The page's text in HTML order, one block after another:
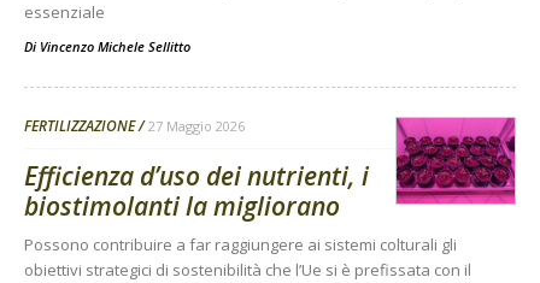
essenziale
Di Vincenzo Michele Sellitto
FERTILIZZAZIONE 27 Maggio 2026
Efficienza d’uso dei nutrienti, i
biostimolanti la migliorano
Possono contribuire a far raggiungere ai sistemi colturali gli
obiettivi strategici di sostenibilità che l’Ue si è prefissata con il